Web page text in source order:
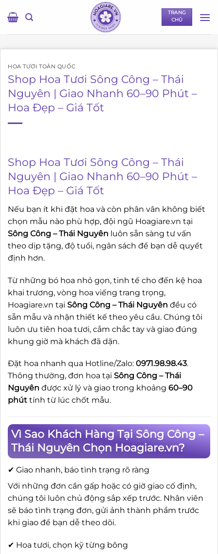
qua
TRANG
CHỦ
HOA TƯƠI TOÀN QUỐC
Shop Hoa Tươi Sông Công – Thái
Nguyên | Giao Nhanh 60–90 Phút –
Hoa Đẹp – Giá Tốt
Shop Hoa Tươi Sông Công – Thái
Nguyên | Giao Nhanh 60–90 Phút –
Hoa Đẹp – Giá Tốt
Nếu bạn ít khi đặt hoa và còn phân vân không biết
chọn mẫu nào phù hợp, đội ngũ Hoagiare.vn tại
Sông Công – Thái Nguyên luôn sẵn sàng tư vấn
theo dịp tặng, độ tuổi, ngân sách để bạn dễ quyết
định hơn.
Từ những bó hoa nhỏ gọn, tinh tế cho đến kệ hoa
khai trương, vòng hoa viếng trang trọng,
Hoagiare.vn tại Sông Công – Thái Nguyên đều có
sẵn mẫu và nhận thiết kế theo yêu cầu. Chúng tôi
luôn ưu tiên hoa tươi, cắm chắc tay và giao đúng
khung giờ mà khách đã dặn.
Đặt hoa nhanh qua Hotline/Zalo: 0971.98.98.43.
Thông thường, đơn hoa tại Sông Công – Thái
Nguyên được xử lý và giao trong khoảng 60–90
phút tính từ lúc chốt mẫu.
Vì Sao Khách Hàng Tại Sông Công –
Thái Nguyên Chọn Hoagiare.vn?
✔ Giao nhanh, báo tình trạng rõ ràng
Với những đơn cần gấp hoặc có giờ giao cố định,
chúng tôi luôn chủ động sắp xếp trước. Nhân viên
sẽ báo tình trạng đơn, gửi ảnh thành phẩm trước
khi giao để bạn dễ theo dõi.
✔ Hoa tươi, chọn kỹ từng bông